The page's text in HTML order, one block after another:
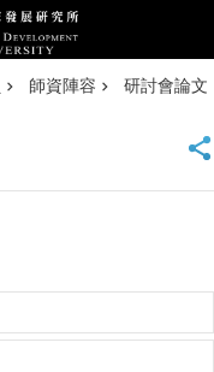
師資陣容 研討會論文